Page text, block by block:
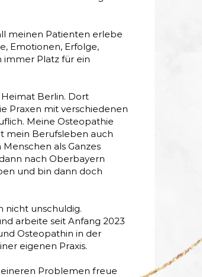
meinen Patienten erlebe
Emotionen, Erfolge,
immer Platz für ein
Berlin. Dort
Praxen mit verschiedenen
Meine Osteopathie
mein Berufsleben auch
als Ganzes
nach Oberbayern
und bin dann doch
nicht unschuldig.
arbeite seit Anfang 2023
Osteopathin in der
eigenen Praxis.
Problemen freue